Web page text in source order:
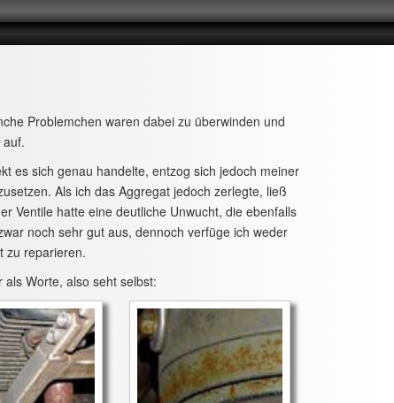
Problemchen waren dabei zu überwinden und
es sich genau handelte, entzog sich jedoch meiner
Als ich das Aggregat jedoch zerlegte, ließ
Ventile hatte eine deutliche Unwucht, die ebenfalls
noch sehr gut aus, dennoch verfüge ich weder
zu reparieren.
Worte, also seht selbst: